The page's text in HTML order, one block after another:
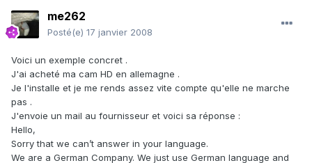
me262
Posté(e) 17 janvier 2008
Voici un exemple concret .
J'ai acheté ma cam HD en allemagne .
Je l'installe et je me rends assez vite compte qu'elle ne marche
pas .
J'envoie un mail au fournisseur et voici sa réponse :
Hello,
Sorry that we can’t answer in your language.
We are a German Company. We just use German language and